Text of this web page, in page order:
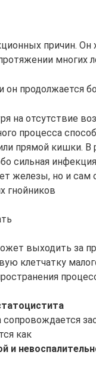
причин. Он
многих
продолжается
на отсутствие
процесса
прямой кишки. В
сильная
железы, но и сам
гнойников
выходить за
клетчатку
сопровождается
как
и